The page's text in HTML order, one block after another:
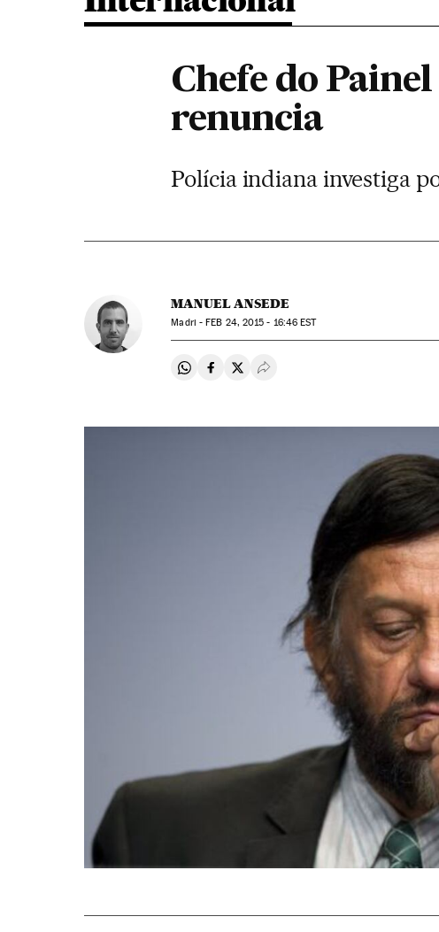
Chefe do
renuncia
Polícia indiana investiga
MANUEL ANSEDE
Madri -FEB 24, 2015 - 16:46 EST
Compartir en Whatsapp
Compartir en Facebook
Compartir en Twitter
Desplegar Redes Sociales